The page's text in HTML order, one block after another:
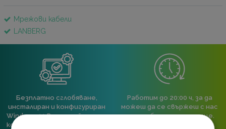
Мрежови кабели
LANBERG
Безплатно сглобяване,
инсталиран и конфигуриран
Windows 11 Pro, ъпдейтнат и
конфигуриран BIOS към всяка
Работим до 20:00 ч, за да
можеш да се свържеш с нас
след работа или училище.